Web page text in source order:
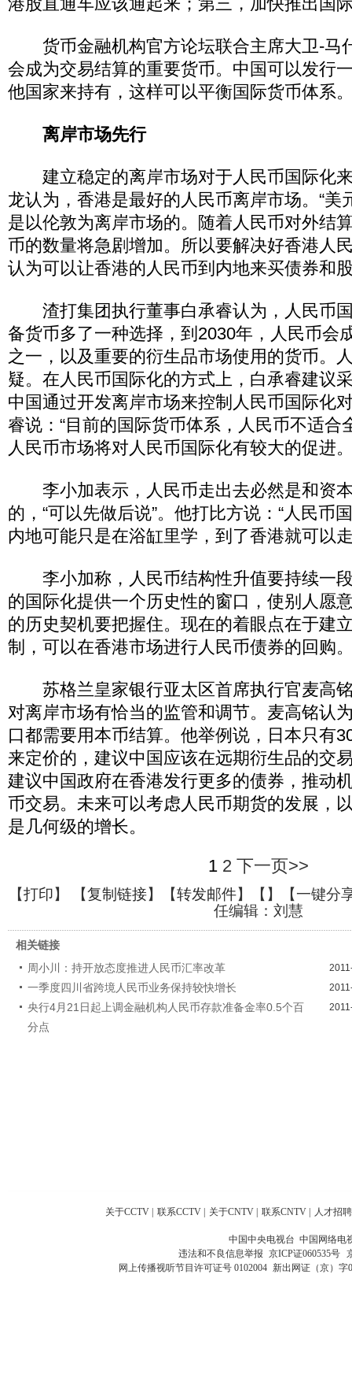
货币金融机构官方论坛联合主席大卫-马
会成为交易结算的重要货币。中国可以发行
他国家来持有，这样可以平衡国际货币体系
离岸市场先行
建立稳定的离岸市场对于人民币国际化
龙认为，香港是最好的人民币离岸市场。“美
是以伦敦为离岸市场的。随着人民币对外结
币的数量将急剧增加。所以要解决好香港人
认为可以让香港的人民币到内地来买债券和
渣打集团执行董事白承睿认为，人民币
备货币多了一种选择，到2030年，人民币会
之一，以及重要的衍生品市场使用的货币。
疑。在人民币国际化的方式上，白承睿建议
中国通过开发离岸市场来控制人民币国际化
睿说：“目前的国际货币体系，人民币不适合
人民币市场将对人民币国际化有较大的促进
李小加表示，人民币走出去必然是和资
的，“可以先做后说”。他打比方说：“人民币
内地可能只是在浴缸里学，到了香港就可以
李小加称，人民币结构性升值要持续一
的国际化提供一个历史性的窗口，使别人愿
的历史契机要把握住。现在的着眼点在于建
制，可以在香港市场进行人民币债券的回购
苏格兰皇家银行亚太区首席执行官麦高
对离岸市场有恰当的监管和调节。麦高铭认
口都需要用本币结算。他举例说，日本只有
来定价的，建议中国应该在远期衍生品的交
建议中国政府在香港发行更多的债券，推动
币交易。未来可以考虑人民币期货的发展，
是几何级的增长。
1 2 下一页>>
【打印】 【复制链接】【转发邮件】【 】
【一键分
任编辑：刘慧
相关链接
周小川：持开放态度推进人民币汇率改革
一季度四川省跨境人民币业务保持较快增长
央行4月21日起上调金融机构人民币存款准备金率0.5个百
分点
关于CCTV | 联系CCTV | 关于CNTV | 联系CNTV | 人才招聘
中国中央电视台 中国网络电
违法和不良信息举报 京ICP证060535号
网上传播视听节目许可证号 0102004 新出网证（京）